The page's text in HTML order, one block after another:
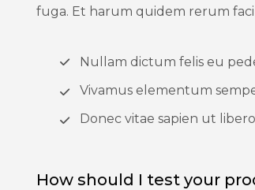
fuga. Et harum quidem rerum
Nullam dictum felis eu
Vivamus elementum
Donec vitae sapien ut
How should I test your